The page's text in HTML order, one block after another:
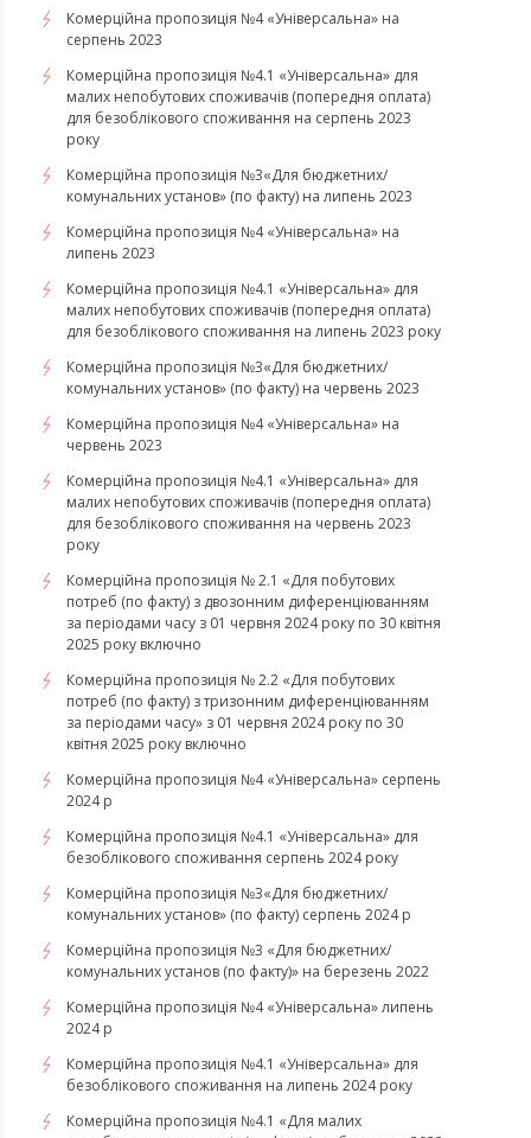
Комерційна пропозиція №4 «Універсальна» на
серпень 2023
Комерційна пропозиція №4.1 «Універсальна» для
малих непобутових споживачів (попередня оплата)
для безоблікового споживання на серпень 2023
року
​​​​​​​Комерційна пропозиція №3«Для бюджетних/
комунальних установ» (по факту) на липень 2023
Комерційна пропозиція №4 «Універсальна» на
липень 2023
Комерційна пропозиція №4.1 «Універсальна» для
малих непобутових споживачів (попередня оплата)
для безоблікового споживання на липень 2023 року
Комерційна пропозиція №3«Для бюджетних/
комунальних установ» (по факту) на червень 2023
Комерційна пропозиція №4 «Універсальна» на
червень 2023
Комерційна пропозиція №4.1 «Універсальна» для
малих непобутових споживачів (попередня оплата)
для безоблікового споживання на червень 2023
року
Комерційна пропозиція № 2.1 «Для побутових
потреб (по факту) з двозонним диференціюванням
за періодами часу з 01 червня 2024 року по 30 квітня
2025 року включно
Комерційна пропозиція № 2.2 «Для побутових
потреб (по факту) з тризонним диференціюванням
за періодами часу» з 01 червня 2024 року по 30
квітня 2025 року включно
Комерційна пропозиція №4 «Універсальна» серпень
2024 р
Комерційна пропозиція №4.1 «Універсальна» для
безоблікового споживання серпень 2024 року
Комерційна пропозиція №3«Для бюджетних/
комунальних установ» (по факту) серпень 2024 р
Комерційна пропозиція №3 «Для бюджетних/
комунальних установ (по факту)» на березень 2022
Комерційна пропозиція №4 «Універсальна» липень
2024 р
Комерційна пропозиція №4.1 «Універсальна» для
безоблікового споживання на липень 2024 року
​​​​​​​Комерційна пропозиція №4.1 «Для малих